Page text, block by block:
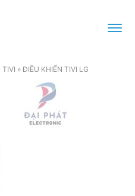
TIVI »ĐIỀU KHIỂN TIVI LG